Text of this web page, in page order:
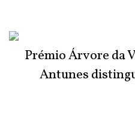
Prémio Árvore da
Antunes